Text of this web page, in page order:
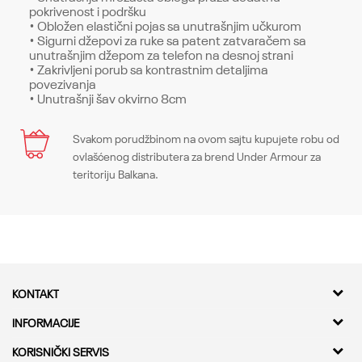
pokrivenost i podršku
• Obložen elastični pojas sa unutrašnjim učkurom
• Sigurni džepovi za ruke sa patent zatvaračem sa
unutrašnjim džepom za telefon na desnoj strani
• Zakrivljeni porub sa kontrastnim detaljima
povezivanja
• Unutrašnji šav okvirno 8cm
Karakteristika
Kategorija
CO
Ime/Nadimak
Svakom porudžbinom na ovom sajtu kupujete robu od
ovlašćenog distributera za brend Under Armour za
teritoriju Balkana.
KONTAKT
Kvantum Sport d.o.o.
Adresa
INFORMACIJE
O nama
KORISNIČKI SERVIS